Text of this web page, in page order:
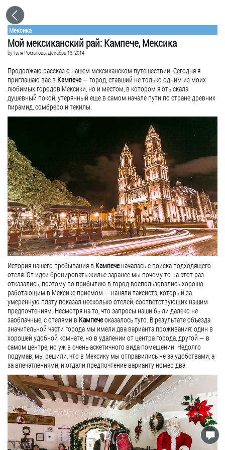
Мексика
Мой мексиканский рай: Кампече, Мексика
byГаля Романова, Декабрь 18, 2014
Продолжаю рассказ о нашем мексиканском путешествии. Сегодня я
приглашаю вас в Кампече— город, ставший не только одним из моих
любимых городов Мексики, но и местом, в котором я отыскала
душевный покой, утерянный еще в самом начале пути по стране древних
пирамид, сомбреро и текилы.
История нашего пребывания в Кампеченачалась с поиска подходящего
отеля. От идеи бронировать жилье заранее мы почему-то на этот раз
отказались, поэтому по прибытию в город воспользовались хорошо
работающим в Мексике приемом — наняли таксиста, который за
умеренную плату показал несколько отелей, соответствующих нашим
предпочтениям. Несмотря на то, что запросы наши были далеко не
заоблачные, с отелями в Кампечеоказалось туго. В результате объезда
значительной части города мы имели два варианта проживания: один в
хорошей удобной комнате, но в удалении от центра города, другой — в
самом центре, но уж в очень аскетичного вида помещении. Недолго
подумав, мы решили, что в Мексику мы отправились не за удобствами, а
за впечатлениями, и отдали предпочтение варианту номер два.